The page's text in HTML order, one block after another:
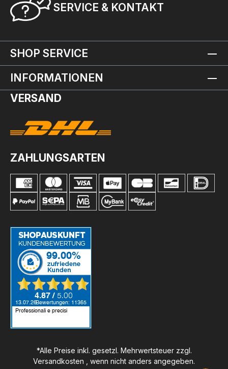
SERVICE & KONTAKT
SHOP SERVICE
INFORMATIONEN
VERSAND
ZAHLUNGSARTEN
*Alle Preise inkl. gesetzl. Mehrwertsteuer zzgl.
Versandkosten , wenn nicht anders angegeben.